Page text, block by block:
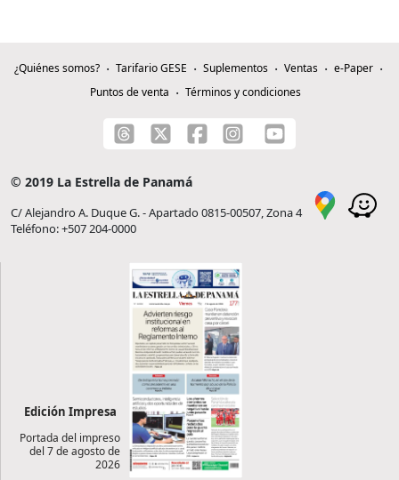
¿Quiénes somos? Tarifario GESE Suplementos Ventas
e-Paper
Puntos de venta
Términos y condiciones
© 2019 La Estrella de Panamá
C/ Alejandro A. Duque G. - Apartado 0815-00507, Zona 4
Teléfono: +507 204-0000
Edición Impresa
Portada del impreso
del 7 de agosto de
2026